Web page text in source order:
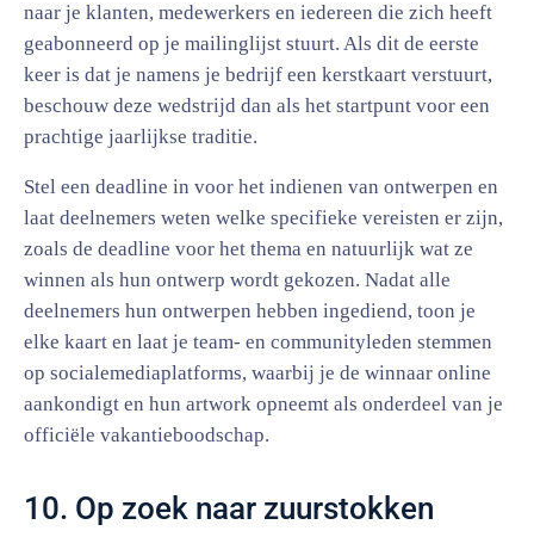
naar je klanten, medewerkers en iedereen die zich heeft
geabonneerd op je mailinglijst stuurt. Als dit de eerste
keer is dat je namens je bedrijf een kerstkaart verstuurt,
beschouw deze wedstrijd dan als het startpunt voor een
prachtige jaarlijkse traditie.
Stel een deadline in voor het indienen van ontwerpen en
laat deelnemers weten welke specifieke vereisten er zijn,
zoals de deadline voor het thema en natuurlijk wat ze
winnen als hun ontwerp wordt gekozen. Nadat alle
deelnemers hun ontwerpen hebben ingediend, toon je
elke kaart en laat je team- en communityleden stemmen
op socialemediaplatforms, waarbij je de winnaar online
aankondigt en hun artwork opneemt als onderdeel van je
officiële vakantieboodschap.
10. Op zoek naar zuurstokken